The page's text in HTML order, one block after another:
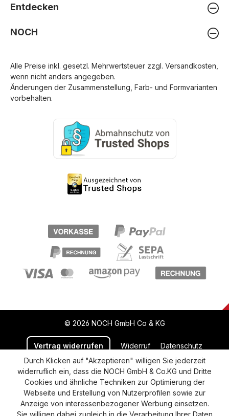
Entdecken
NOCH
Alle Preise inkl. gesetzl. Mehrwertsteuer zzgl. Versandkosten
wenn nicht anders angegeben.
Änderungen der Zusammenstellung, Farb- und Formvarianten
vorbehalten.
© 2026 NOCH GmbH Co & KG
Vertrag widerrufen Widerruf Datenschutz
Versand und Zahlung AGB
Impressum
Cookie-Einstellungen
Barrierefreiheitserklärung
Durch Klicken auf "Akzeptieren" willigen Sie jederzeit
widerruflich ein, dass die NOCH GmbH & Co.KG und Dritte
Cookies und ähnliche Techniken zur Optimierung der
Webseite und Erstellung von Nutzerprofilen sowie zur
Anzeige von interessenbezogener Werbung einsetzen.
Sie willigen dabei zugleich in die Verarbeitung Ihrer Daten